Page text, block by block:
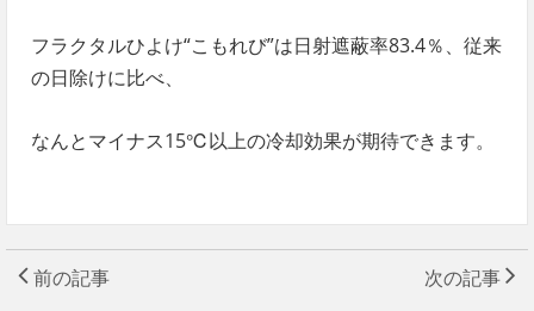
フラクタルひよけ“こもれび”は日射遮蔽率83.4％、従来
の日除けに比べ、
なんとマイナス15℃以上の冷却効果が期待できます。
前の記事 次の記事